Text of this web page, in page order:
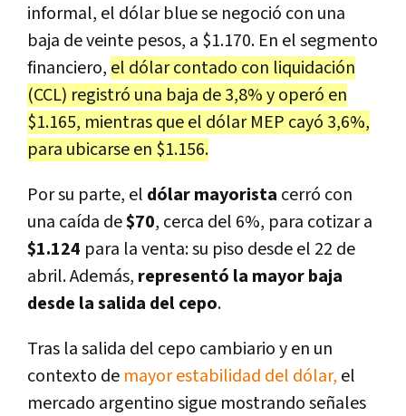
informal, el dólar blue se negoció con una
baja de veinte pesos, a $1.170. En el segmento
financiero, el dólar contado con liquidación
(CCL) registró una baja de 3,8% y operó en
$1.165, mientras que el dólar MEP cayó 3,6%,
para ubicarse en $1.156.
Por su parte, el dólar mayorista cerró con
una caída de$70, cerca del 6%, para cotizar a
$1.124 para la venta: su piso desde el 22 de
abril. Además, representó la mayor baja
desde la salida del cepo.
Tras la salida del cepo cambiario y en un
contexto de mayor estabilidad del dólar, el
mercado argentino sigue mostrando señales